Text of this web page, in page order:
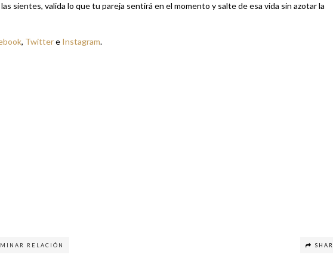
sientes, valida lo que tu pareja sentirá en el momento y salte de esa vida sin azotar la
, Twittere Instagram.
RELACIÓN